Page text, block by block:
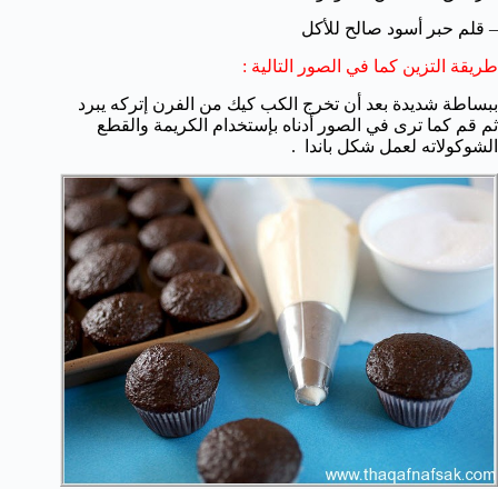
– قلم حبر أسود صالح للأكل
طريقة التزين كما في الصور التالية :
ببساطة شديدة بعد أن تخرج الكب كيك من الفرن إتركه يبرد
ثم قم كما ترى في الصور أدناه بإستخدام الكريمة والقطع
الشوكولاته لعمل شكل باندا .